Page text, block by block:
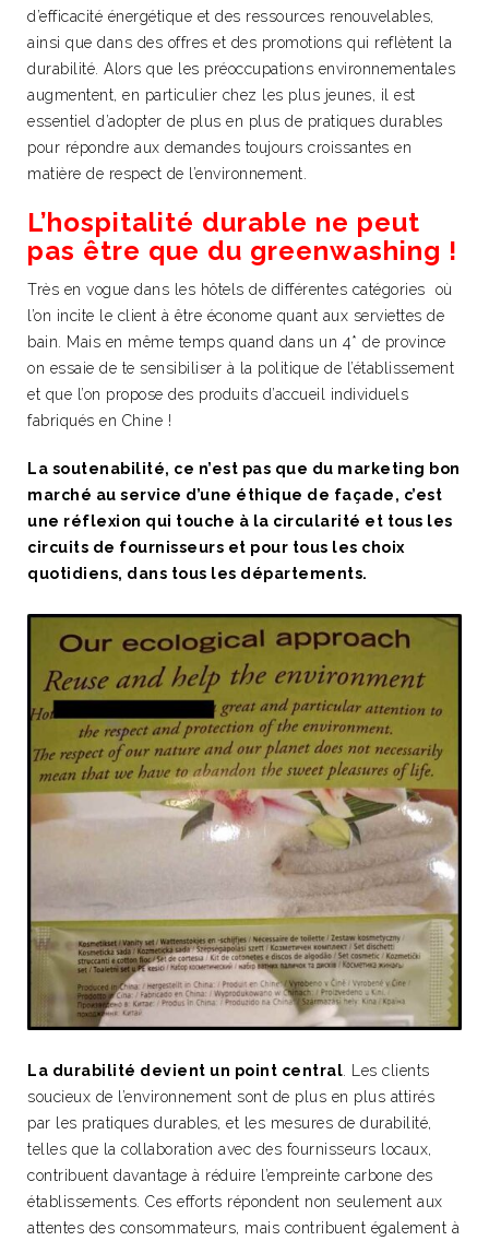
d’efficacité énergétique et des ressources renouvelables,
ainsi que dans des offres et des promotions qui reflètent la
durabilité. Alors que les préoccupations environnementales
augmentent, en particulier chez les plus jeunes, il est
essentiel d’adopter de plus en plus de pratiques durables
pour répondre aux demandes toujours croissantes en
matière de respect de l’environnement.
L’hospitalité durable ne peut
pas être que du greenwashing !
Très en vogue dans les hôtels de différentes catégories où
l’on incite le client à être économe quant aux serviettes de
bain. Mais en même temps quand dans un 4* de province
on essaie de te sensibiliser à la politique de l’établissement
et que l’on propose des produits d’accueil individuels
fabriqués en Chine !
La soutenabilité, ce n’est pas que du marketing bon
marché au service d’une éthique de façade, c’est
une réflexion qui touche à la circularité et tous les
circuits de fournisseurs et pour tous les choix
quotidiens, dans tous les départements.
La durabilité devient un point central. Les clients
soucieux de l’environnement sont de plus en plus attirés
par les pratiques durables, et les mesures de durabilité,
telles que la collaboration avec des fournisseurs locaux,
contribuent davantage à réduire l’empreinte carbone des
établissements. Ces efforts répondent non seulement aux
attentes des consommateurs, mais contribuent également à